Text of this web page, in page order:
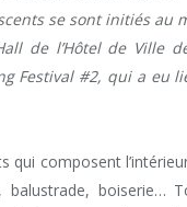
se sont initiés au
de l’Hôtel de Ville
Festival #2, qui a eu
composent
balustrade, boiserie…